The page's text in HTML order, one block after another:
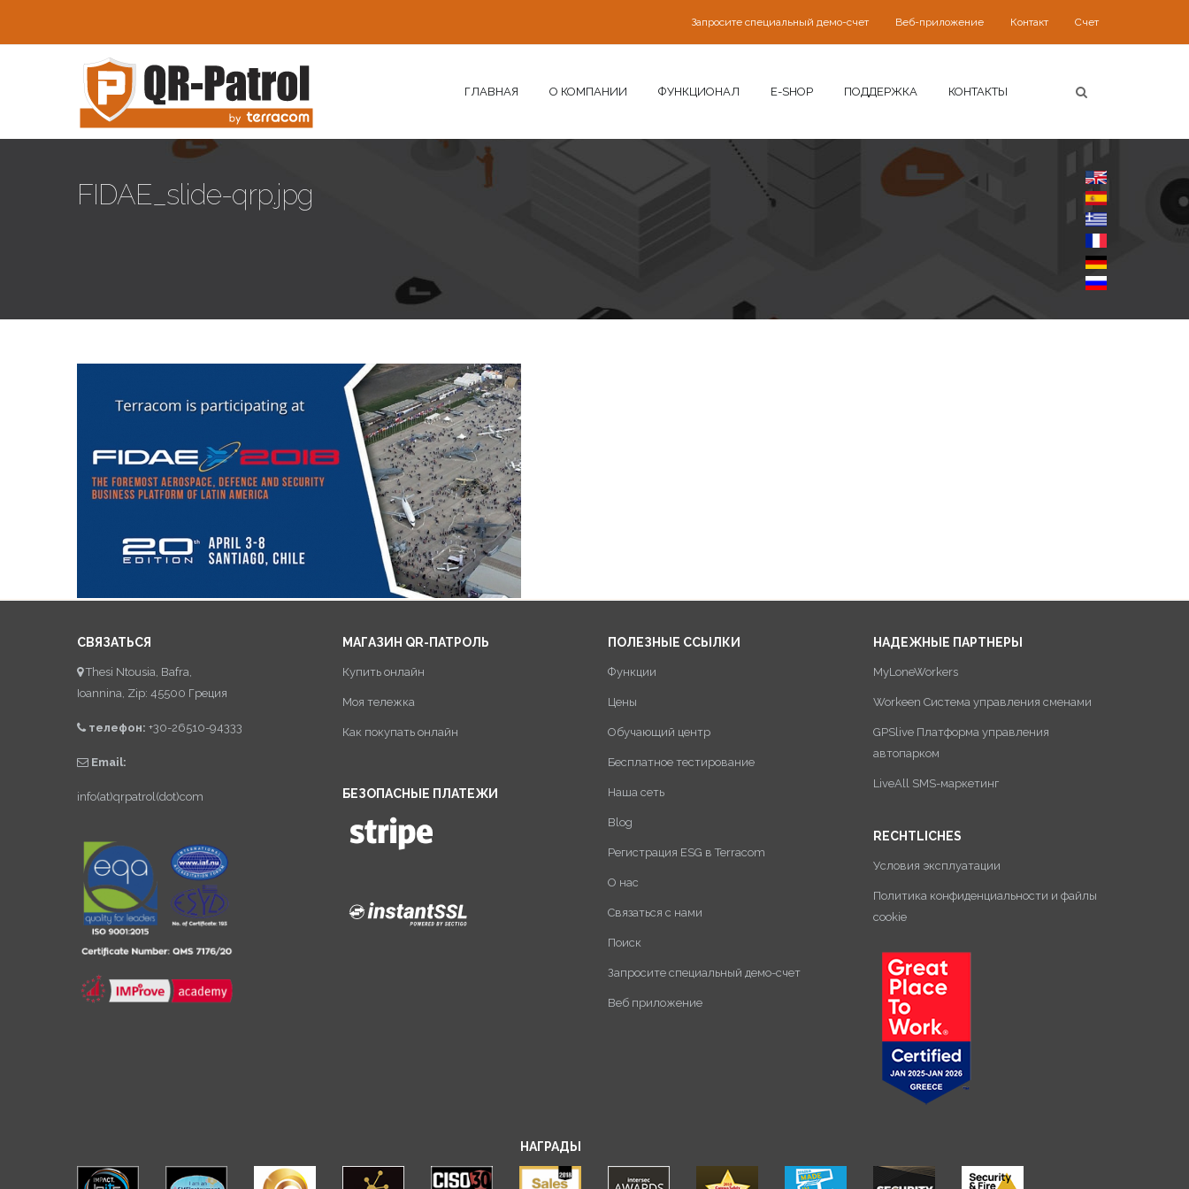
Запросите специальный демо-счет Веб-приложение Контакт Счет
ГЛАВНАЯ О КОМПАНИИ ФУНКЦИОНАЛ E-SHOP ПОДДЕРЖКА КОНТАКТЫ
FIDAE_slide-qrp.jpg
СВЯЗАТЬСЯ
Thesi Ntousia, Bafra,
Ioannina, Zip: 45500 Греция
телефон: +30-26510-94333
Email:
info(at)qrpatrol(dot)com
МАГАЗИН QR-ПАТРОЛЬ
Купить онлайн
Моя тележка
Как покупать онлайн
БЕЗОПАСНЫЕ ПЛАТЕЖИ
ПОЛЕЗНЫЕ ССЫЛКИ
Функции
Цены
Обучающий центр
Бесплатное тестирование
Наша сеть
Blog
Регистрация ESG в Terracom
О нас
Связаться с нами
Поиск
Запросите специальный демо-счет
Веб приложение
НАДЕЖНЫЕ ПАРТНЕРЫ
MyLoneWorkers
Workeen Система управления сменами
GPSlive Платформа управления
автопарком
LiveAll SMS-маркетинг
RECHTLICHES
Условия эксплуатации
Политика конфиденциальности и файлы
cookie
НАГРАДЫ